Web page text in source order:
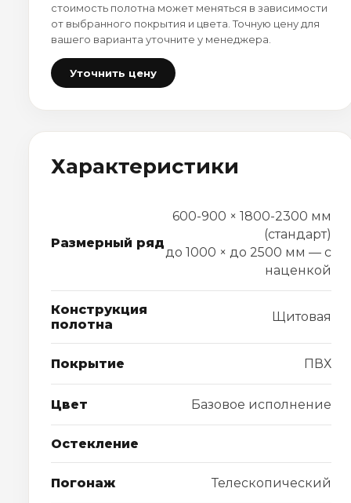
стоимость полотна может меняться в зависимости
от выбранного покрытия и цвета. Точную цену для
вашего варианта уточните у менеджера.
Уточнить цену
Характеристики
Размерный ряд
600-900 × 1800-2300 мм
(стандарт)
до 1000 × до 2500 мм — с
наценкой
Конструкция
полотна
Щитовая
Покрытие ПВХ
Цвет Базовое исполнение
Остекление
Погонаж Телескопический